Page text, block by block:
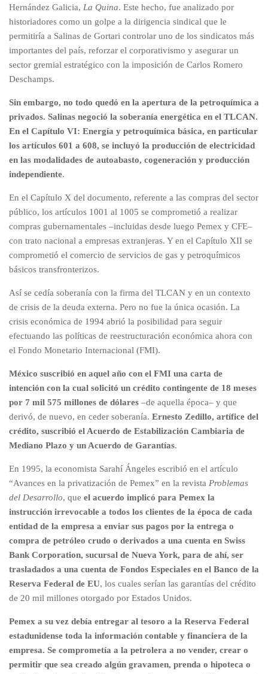
Hernández Galicia, La Quina. Este hecho, fue analizado por
historiadores como un golpe a la dirigencia sindical que le
permitiría a Salinas de Gortari controlar uno de los sindicatos más
importantes del país, reforzar el corporativismo y asegurar un
sector gremial estratégico con la imposición de Carlos Romero
Deschamps.
Sin embargo, no todo quedó en la apertura de la petroquímica a
privados. Salinas negoció la soberanía energética en el TLCAN.
En el Capítulo VI: Energía y petroquímica básica, en particular
los artículos 601 a 608, se incluyó la producción de electricidad
en las modalidades de autoabasto, cogeneración y producción
independiente.
En el Capítulo X del documento, referente a las compras del sector
público, los artículos 1001 al 1005 se comprometió a realizar
compras gubernamentales –incluidas desde luego Pemex y CFE–
con trato nacional a empresas extranjeras. Y en el Capítulo XII se
comprometió el comercio de servicios de gas y petroquímicos
básicos transfronterizos.
Así se cedía soberanía con la firma del TLCAN y en un contexto
de crisis de la deuda externa. Pero no fue la única ocasión. La
crisis económica de 1994 abrió la posibilidad para seguir
efectuando las políticas de reestructuración económica ahora con
el Fondo Monetario Internacional (FMI).
México suscribió en aquel año con el FMI una carta de
intención con la cual solicitó un crédito contingente de 18 meses
por 7 mil 575 millones de dólares –de aquella época– y que
derivó, de nuevo, en ceder soberanía. Ernesto Zedillo, artífice del
crédito, suscribió el Acuerdo de Estabilización Cambiaria de
Mediano Plazo y un Acuerdo de Garantías.
En 1995, la economista Sarahí Ángeles escribió en el artículo
“Avances en la privatización de Pemex” en la revista Problemas
del Desarrollo, que el acuerdo implicó para Pemex la
instrucción irrevocable a todos los clientes de la época de cada
entidad de la empresa a enviar sus pagos por la entrega o
compra de petróleo crudo o derivados a una cuenta en Swiss
Bank Corporation, sucursal de Nueva York, para de ahí, ser
trasladados a una cuenta de Fondos Especiales en el Banco de la
Reserva Federal de EU, los cuales serían las garantías del crédito
de 20 mil millones otorgado por Estados Unidos.
Pemex a su vez debía entregar al tesoro a la Reserva Federal
estadunidense toda la información contable y financiera de la
empresa. Se comprometía a la petrolera a no vender, crear o
permitir que sea creado algún gravamen, prenda o hipoteca o